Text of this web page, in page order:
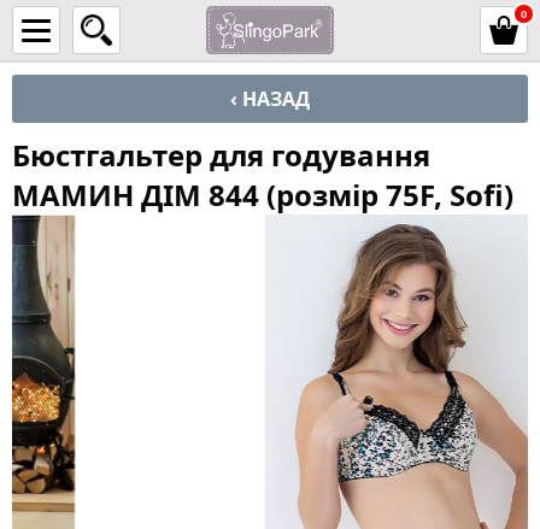
0
‹ НАЗАД
Бюстгальтер для годування
МАМИН ДІМ 844 (розмір 75F, Sofi)